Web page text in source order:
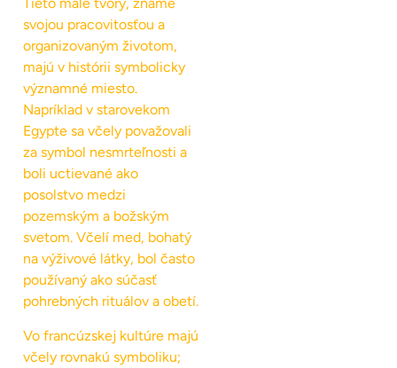
svojou pracovitosťou a
organizovaným životom,
majú v histórii symbolicky
významné miesto.
Napríklad v starovekom
Egypte sa včely považovali
za symbol nesmrteľnosti a
boli uctievané ako
posolstvo medzi
pozemským a božským
svetom. Včelí med, bohatý
na výživové látky, bol často
používaný ako súčasť
pohrebných rituálov a obetí.
Vo francúzskej kultúre majú
včely rovnakú symboliku;